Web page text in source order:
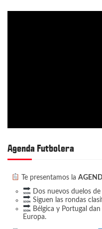
Agenda Futbolera
Te presentamos la
Dos nuevos duelos
Siguen las rondas
Bélgica y Portugal
Europa.